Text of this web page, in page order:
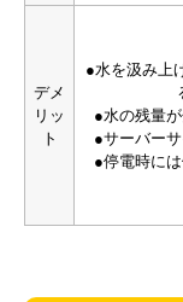
デメ
リッ
ト
●水を汲み上
●水の残量
●サーバー
●停電時に